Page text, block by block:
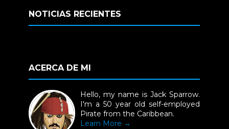
NOTICIAS RECIENTES
ACERCA DE MI
Hello, my name is Jack Sparrow.
I'm a 50 year old self-employed
Pirate from the Caribbean.
Learn More →